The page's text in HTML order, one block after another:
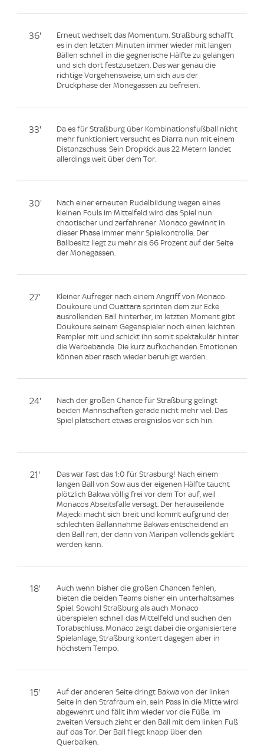
36'
Erneut wechselt das Momentum. Straßburg schafft
es in den letzten Minuten immer wieder mit langen
Bällen schnell in die gegnerische Hälfte zu gelangen
und sich dort festzusetzen. Das war genau die
richtige Vorgehensweise, um sich aus der
Druckphase der Monegassen zu befreien.
33'
Da es für Straßburg über Kombinationsfußball nicht
mehr funktioniert versucht es Diarra nun mit einem
Distanzschuss. Sein Dropkick aus 22 Metern landet
allerdings weit über dem Tor.
30'
Nach einer erneuten Rudelbildung wegen eines
kleinen Fouls im Mittelfeld wird das Spiel nun
chaotischer und zerfahrener. Monaco gewinnt in
dieser Phase immer mehr Spielkontrolle. Der
Ballbesitz liegt zu mehr als 66 Prozent auf der Seite
der Monegassen.
27'
Kleiner Aufreger nach einem Angriff von Monaco.
Doukoure und Ouattara sprinten dem zur Ecke
ausrollenden Ball hinterher, im letzten Moment gibt
Doukoure seinem Gegenspieler noch einen leichten
Rempler mit und schickt ihn somit spektakulär hinter
die Werbebande. Die kurz aufkochenden Emotionen
können aber rasch wieder beruhigt werden.
24'
Nach der großen Chance für Straßburg gelingt
beiden Mannschaften gerade nicht mehr viel. Das
Spiel plätschert etwas ereignislos vor sich hin.
21'
Das war fast das 1:0 für Strasburg! Nach einem
langen Ball von Sow aus der eigenen Hälfte taucht
plötzlich Bakwa völlig frei vor dem Tor auf, weil
Monacos Abseitsfalle versagt. Der herauseilende
Majecki macht sich breit und kommt aufgrund der
schlechten Ballannahme Bakwas entscheidend an
den Ball ran, der dann von Maripan vollends geklärt
werden kann.
18'
Auch wenn bisher die großen Chancen fehlen,
bieten die beiden Teams bisher ein unterhaltsames
Spiel. Sowohl Straßburg als auch Monaco
überspielen schnell das Mittelfeld und suchen den
Torabschluss. Monaco zeigt dabei die organisiertere
Spielanlage, Straßburg kontert dagegen aber in
höchstem Tempo.
15'
Auf der anderen Seite dringt Bakwa von der linken
Seite in den Strafraum ein, sein Pass in die Mitte wird
abgewehrt und fällt ihm wieder vor die Füße. Im
zweiten Versuch zieht er den Ball mit dem linken Fuß
auf das Tor. Der Ball fliegt knapp über den
Querbalken.